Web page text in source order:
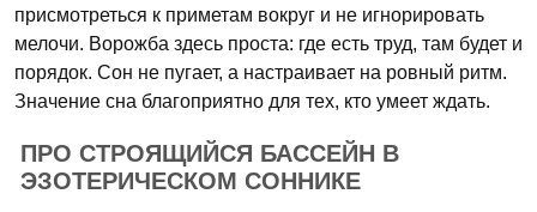
присмотреться к приметам вокруг и не игнорировать
мелочи. Ворожба здесь проста: где есть труд, там будет и
порядок. Сон не пугает, а настраивает на ровный ритм.
Значение сна благоприятно для тех, кто умеет ждать.
ПРО СТРОЯЩИЙСЯ БАССЕЙН В
ЭЗОТЕРИЧЕСКОМ СОННИКЕ